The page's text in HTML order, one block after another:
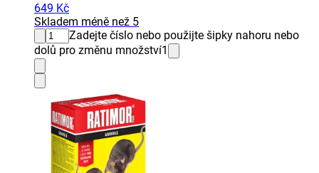
649 Kč
Skladem méně než 5
Zadejte číslo nebo použijte šipky nahoru nebo
dolů pro změnu množství1